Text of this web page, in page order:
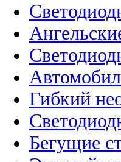
Гибкий
Бегущие